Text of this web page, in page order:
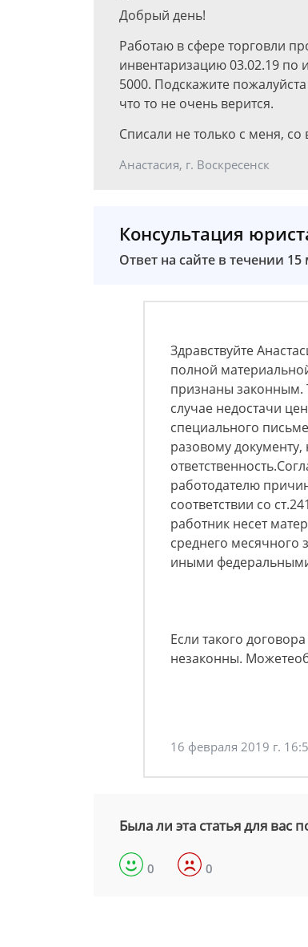
Добрый день!
Работаю в сфере торговли
инвентаризацию 03.02.19 по
5000. Подскажите
что то не очень верится.
Списали не только с меня,
Анастасия, г. Воскресенск
Консультация
Ответ на сайте в течении 15
Здравствуйте
полной
признаны законным.
случае недостачи
специального
разовому документу,
работодателю
соответствии со
работник несет
среднего месячного
иными
Если такого
незаконны.
16 февраля 2019 г.
Была ли эта статья для вас
0 0